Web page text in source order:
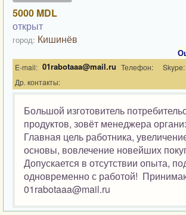
5000 MDL
открыт
город: Кишинёв
E-mail: 01rabotaaa@mail.ru Телефон: Skype:
Др. контакты:
Большой изготовитель
продуктов, зовёт менеджера
Главная цель работника,
основы, вовлечение новейших
Допускается в отсутствии опыта,
одновременно с работой!
01rabotaaa@mail.ru